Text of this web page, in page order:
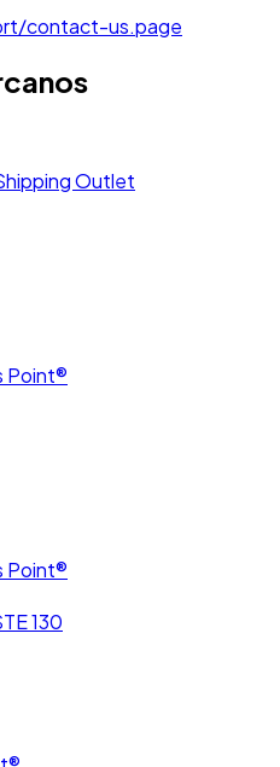
contact-us.page
Outlet
Point®
Point®
130